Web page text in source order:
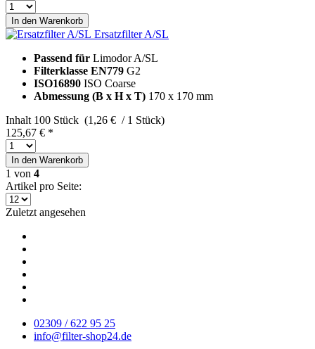
In den Warenkorb
Ersatzfilter A/SL
Passend für Limodor A/SL
Filterklasse EN779 G2
ISO16890 ISO Coarse
Abmessung (B x H x T) 170 x 170 mm
Inhalt 100 Stück (1,26 € / 1 Stück)
125,67 € *
In den Warenkorb
1 von 4
Artikel pro Seite:
Zuletzt angesehen
02309 / 622 95 25
info@filter-shop24.de